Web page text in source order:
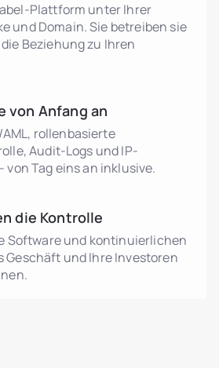
Plattform unter Ihrer
und Domain. Sie betreiben sie
Beziehung zu Ihren
von Anfang an
rollenbasierte
Audit-Logs und IP-
von Tag eins an inklusive.
die Kontrolle
Software und kontinuierlichen
Geschäft und Ihre Investoren